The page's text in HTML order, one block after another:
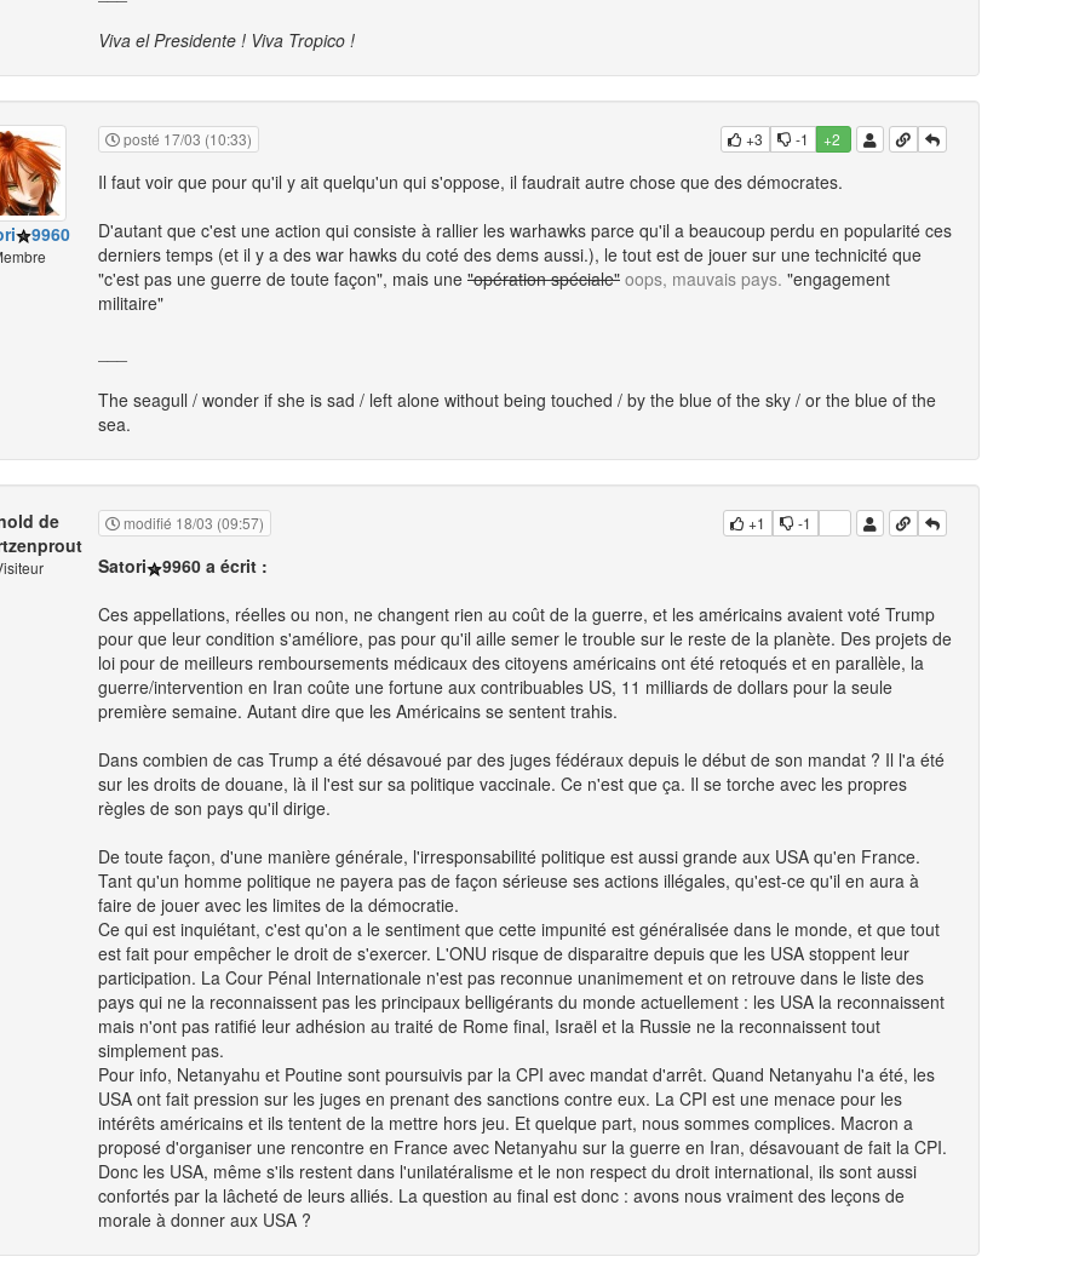
Viva el Presidente ! Viva Tropico !
9960
posté 17/03 (10:33) +3 -1 +2
Il faut voir que pour qu'il y ait quelqu'un qui s'oppose, il faudrait autre chose que des démocrates.
D'autant que c'est une action qui consiste à rallier les warhawks parce qu'il a beaucoup perdu en popularité ces
derniers temps (et il y a des war hawks du coté des dems aussi.), le tout est de jouer sur une technicité que
"c'est pas une guerre de toute façon", mais une "opération spéciale" oops, mauvais pays. "engagement
militaire"
The seagull / wonder if she is sad / left alone without being touched / by the blue of the sky / or the blue of the
sea.
de
modifié 18/03 (09:57) +1 -1
Satori
9960 a écrit :
Ces appellations, réelles ou non, ne changent rien au coût de la guerre, et les américains avaient voté Trump
pour que leur condition s'améliore, pas pour qu'il aille semer le trouble sur le reste de la planète. Des projets de
loi pour de meilleurs remboursements médicaux des citoyens américains ont été retoqués et en parallèle, la
guerre/intervention en Iran coûte une fortune aux contribuables US, 11 milliards de dollars pour la seule
première semaine. Autant dire que les Américains se sentent trahis.
Dans combien de cas Trump a été désavoué par des juges fédéraux depuis le début de son mandat ? Il l'a été
sur les droits de douane, là il l'est sur sa politique vaccinale. Ce n'est que ça. Il se torche avec les propres
règles de son pays qu'il dirige.
De toute façon, d'une manière générale, l'irresponsabilité politique est aussi grande aux USA qu'en France.
Tant qu'un homme politique ne payera pas de façon sérieuse ses actions illégales, qu'est-ce qu'il en aura à
faire de jouer avec les limites de la démocratie.
Ce qui est inquiétant, c'est qu'on a le sentiment que cette impunité est généralisée dans le monde, et que tout
est fait pour empêcher le droit de s'exercer. L'ONU risque de disparaitre depuis que les USA stoppent leur
participation. La Cour Pénal Internationale n'est pas reconnue unanimement et on retrouve dans le liste des
pays qui ne la reconnaissent pas les principaux belligérants du monde actuellement : les USA la reconnaissent
mais n'ont pas ratifié leur adhésion au traité de Rome final, Israël et la Russie ne la reconnaissent tout
simplement pas.
Pour info, Netanyahu et Poutine sont poursuivis par la CPI avec mandat d'arrêt. Quand Netanyahu l'a été, les
USA ont fait pression sur les juges en prenant des sanctions contre eux. La CPI est une menace pour les
intérêts américains et ils tentent de la mettre hors jeu. Et quelque part, nous sommes complices. Macron a
proposé d'organiser une rencontre en France avec Netanyahu sur la guerre en Iran, désavouant de fait la CPI.
Donc les USA, même s'ils restent dans l'unilatéralisme et le non respect du droit international, ils sont aussi
confortés par la lâcheté de leurs alliés. La question au final est donc : avons nous vraiment des leçons de
morale à donner aux USA ?